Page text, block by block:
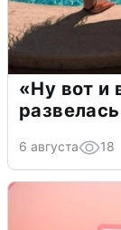
«Ну вот и
6 августа 18